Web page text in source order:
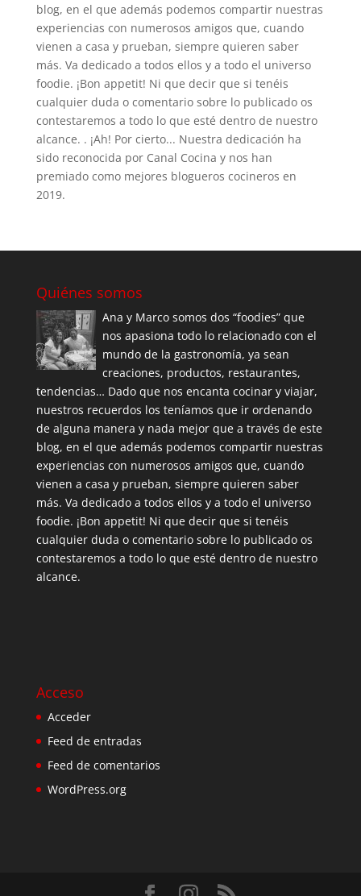
blog, en el que además podemos compartir nuestras
experiencias con numerosos amigos que, cuando
vienen a casa y prueban, siempre quieren saber
más. Va dedicado a todos ellos y a todo el universo
foodie. ¡Bon appetit! Ni que decir que si tenéis
cualquier duda o comentario sobre lo publicado os
contestaremos a todo lo que esté dentro de nuestro
alcance. . ¡Ah! Por cierto... Nuestra dedicación ha
sido reconocida por Canal Cocina y nos han
premiado como mejores blogueros cocineros en
2019.
Quiénes somos
Ana y Marco somos dos “foodies” que
nos apasiona todo lo relacionado con el
mundo de la gastronomía, ya sean
creaciones, productos, restaurantes,
tendencias… Dado que nos encanta cocinar y viajar,
nuestros recuerdos los teníamos que ir ordenando
de alguna manera y nada mejor que a través de este
blog, en el que además podemos compartir nuestras
experiencias con numerosos amigos que, cuando
vienen a casa y prueban, siempre quieren saber
más. Va dedicado a todos ellos y a todo el universo
foodie. ¡Bon appetit! Ni que decir que si tenéis
cualquier duda o comentario sobre lo publicado os
contestaremos a todo lo que esté dentro de nuestro
alcance.
Acceso
Acceder
Feed de entradas
Feed de comentarios
WordPress.org